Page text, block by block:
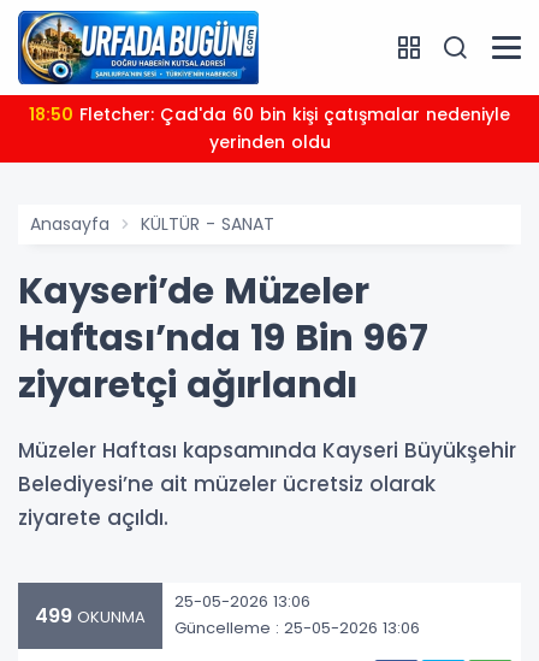
18:50
yerinden oldu
Anasayfa KÜLTÜR - SANAT
Kayseri’de Müzeler
Haftası’nda 19 Bin 967
ziyaretçi ağırlandı
Müzeler Haftası kapsamında Kayseri Büyükşehir
Belediyesi’ne ait müzeler ücretsiz olarak
ziyarete açıldı.
499 OKUNMA
25-05-2026 13:06
Güncelleme : 25-05-2026 13:06